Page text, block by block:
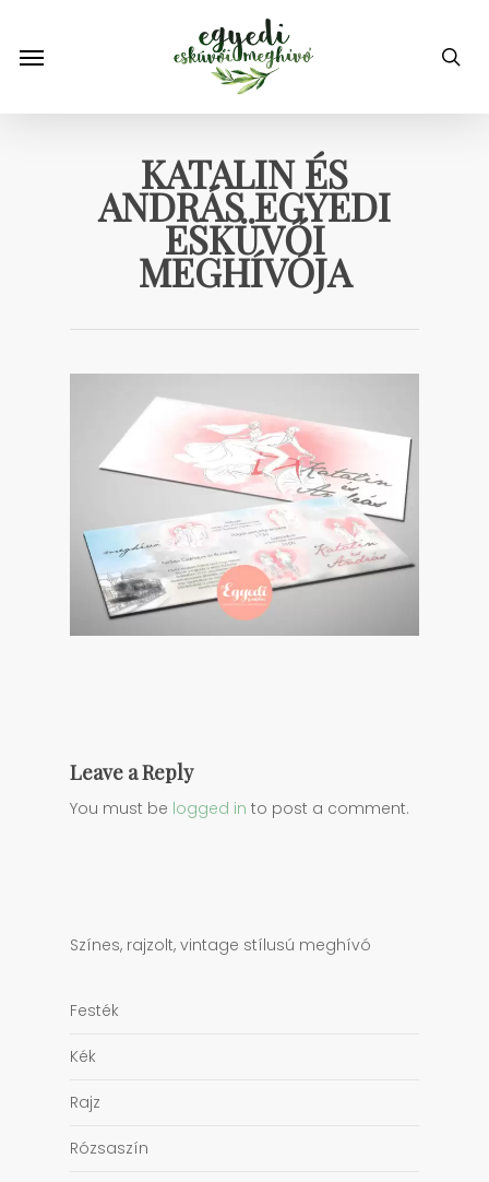
main
Menu
KATALIN ÉS
ANDRÁS EGYEDI
ESKÜVŐI
MEGHÍVÓJA
Leave a Reply
You must be logged in to post a comment.
Színes, rajzolt, vintage stílusú meghívó
Festék
Kék
Rajz
Rózsaszín